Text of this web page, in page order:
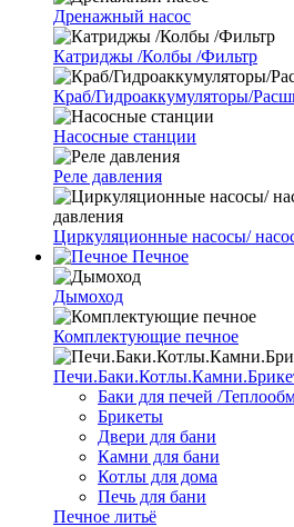
Дренажный насос
Катриджы /Колбы /Фильтр
Краб/Гидроаккумуляторы/
Насосные станции
Реле давления
Циркуляционные насосы/
Печное
Дымоход
Комплектующие печное
Баки для печей /
Брикеты
Двери для бани
Камни для бани
Котлы для дома
Печь для бани
Печное литьё